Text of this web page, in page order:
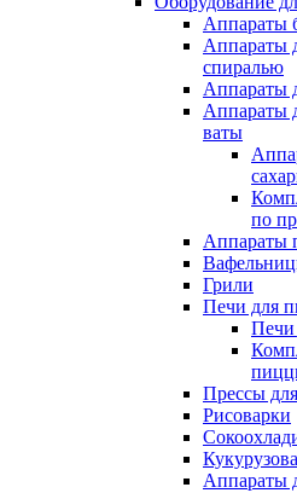
Аппараты
Аппараты
спиралью
Аппараты
Аппараты
ваты
по
Аппараты
Грили
Печи для
Прессы
Рисоварки
Аппараты